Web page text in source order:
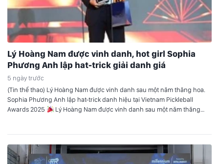
Lý Hoàng Nam được vinh danh, hot girl Sophia
Phương Anh lập hat-trick giải danh giá
5 ngày trước
(Tin thể thao) Lý Hoàng Nam được vinh danh sau một năm thăng hoa.
Sophia Phương Anh lập hat-trick danh hiệu tại Vietnam Pickleball
Awards 2025
Lý Hoàng Nam được vinh danh sau một năm thăng